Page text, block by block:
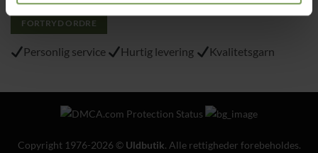
FORTRYD ORDRE
Personlig service Hurtig levering Kvalitetsgarn
Copyright 1976-2026 © Uldbutik. Alle rettigheder forebeholdes.